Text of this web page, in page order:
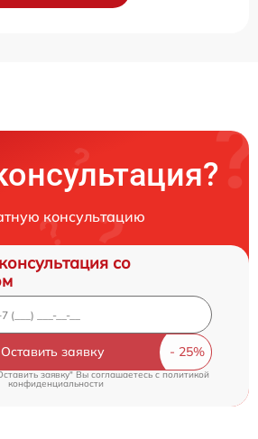
консультацию
со
Оставить заявку
заявку" Вы соглашаетесь c политикой
конфиденциальности